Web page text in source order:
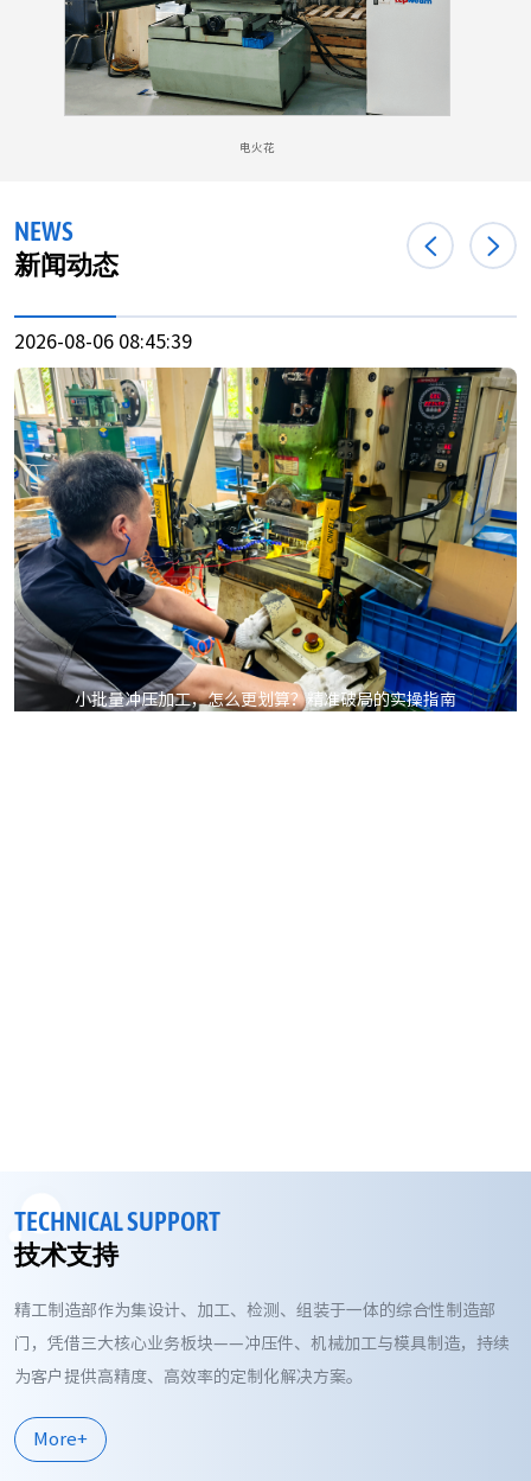
电火花
NEWS
新闻动态
2026-08-06 08:45:39
小批量冲压加工，怎么更划算？精准破局的实操指南
TECHNICAL SUPPORT
技术支持
精工制造部作为集设计、加工、检测、组装于一体的综合性制造部
门，凭借三大核心业务板块——冲压件、机械加工与模具制造，持续
为客户提供高精度、高效率的定制化解决方案。
More+